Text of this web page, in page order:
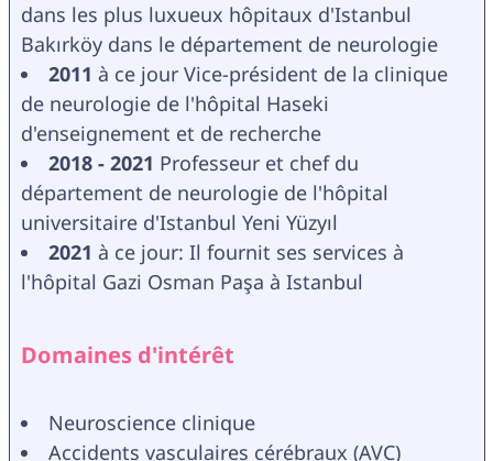
dans les plus luxueux hôpitaux d'Istanbul
Bakırköy dans le département de neurologie
2011 à ce jour Vice-président de la clinique
de neurologie de l'hôpital Haseki
d'enseignement et de recherche
2018 - 2021 Professeur et chef du
département de neurologie de l'hôpital
universitaire d'Istanbul Yeni Yüzyıl
2021 à ce jour: Il fournit ses services à
l'hôpital Gazi Osman Paşa à Istanbul
Domaines d'intérêt
Neuroscience clinique
Accidents vasculaires cérébraux (AVC)